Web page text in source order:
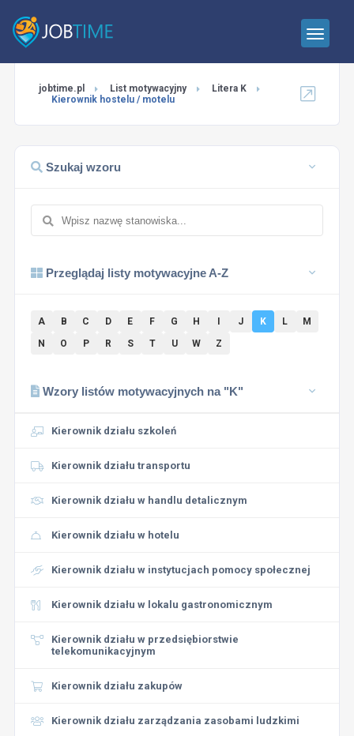
jobtime.pl List motywacyjny
Litera K
Kierownik hostelu / motelu
Szukaj wzoru
Przeglądaj listy motywacyjne A-Z
A B C D E F G H J K L
M
N
O P R S T U W Z
Wzory listów motywacyjnych na "K"
Kierownik działu szkoleń
Kierownik działu transportu
Kierownik działu w handlu detalicznym
Kierownik działu w hotelu
Kierownik działu w instytucjach pomocy społecznej
Kierownik działu w lokalu gastronomicznym
Kierownik działu w przedsiębiorstwie
telekomunikacyjnym
Kierownik działu zakupów
Kierownik działu zarządzania zasobami ludzkimi